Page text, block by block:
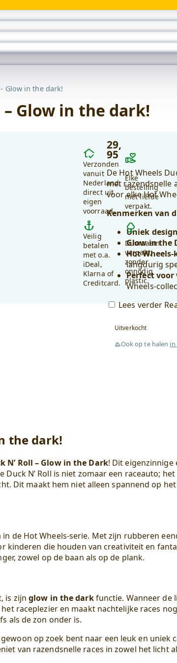
submenu
Glow in the dark!
– Glow in the dark!
29,
95
De Hot Wheels
met razendsnelle
voor elke Hot
Kenmerken van
Uniek design
Glow in the
Hot
langdurig
Perfect voor
Wheels-
Lees verder
Uitverkocht
Ook op te halen in
Waarom
kiezen
voor
debadeend.nl?
Verzonden
vanuit
Nederland,
direct uit
eigen
voorraad.
Elke
bestelling
met liefde
verpakt.
Veilig
betalen
met o.a.
iDeal,
Klarna of
Creditcard.
Duurzaam
verpakt,
zonder
onnodig
plastic.
the dark!
N’ Roll – Glow in the Dark! Dit eigenzinnige
N’ Roll is niet zomaar een raceauto;
Dit maakt hem niet alleen spannend op
in de Hot Wheels-serie. Met zijn rubberen
die houden van creativiteit en
zowel op de baan als op de plank.
is zijnglow in the darkfunctie. Wanneer de
raceplezier en maakt nachtelijke races
als de zon onder is.
op zoek bent naar een leuk en uniek
van razendsnelle races in zowel het licht